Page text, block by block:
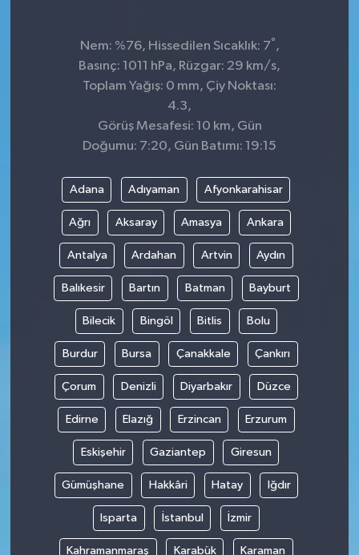
Nem: %76, Hissedilen Sıcaklık: 7°,
Basınç: 1011 hPa, Rüzgar: 29 km/s,
Toplam Yağış: 0 mm, Çiy Noktası:
4.3,
Görüş Mesafesi: 10 km, Gün
Doğumu: 7:20, Gün Batımı: 19:15
Adana Adıyaman Afyonkarahisar
Ağrı Aksaray Amasya Ankara
Antalya Ardahan Artvin Aydın
Balıkesir Bartın Batman Bayburt
Bilecik Bingöl Bitlis Bolu
Burdur Bursa Çanakkale Çankırı
Çorum Denizli Diyarbakır Düzce
Edirne Elazığ Erzincan Erzurum
Eskişehir Gaziantep Giresun
Gümüşhane Hakkâri Hatay Iğdır
Isparta İstanbul İzmir
Kahramanmaraş Karabük Karaman